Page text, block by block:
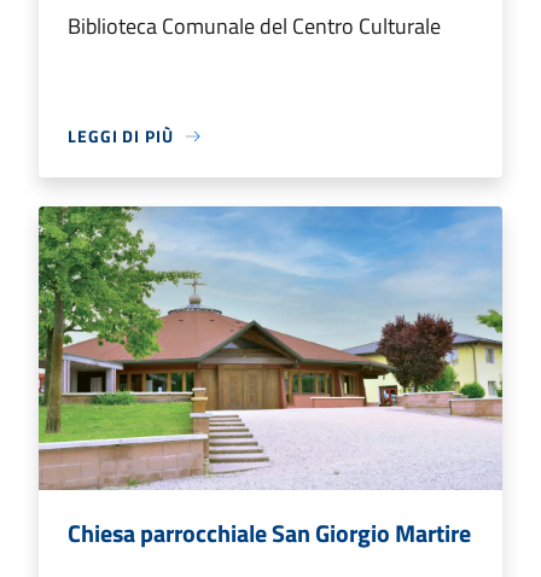
Biblioteca Comunale del Centro Culturale
LEGGI DI PIÙ
Chiesa parrocchiale San Giorgio Martire